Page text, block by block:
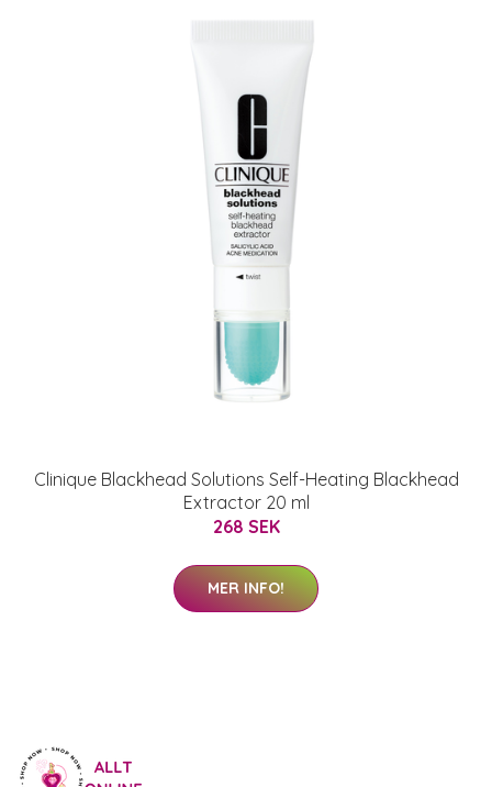
Clinique Blackhead Solutions Self-Heating Blackhead
Extractor 20 ml
268 SEK
MER INFO!